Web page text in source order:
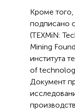
Кроме
подписано
(TEXMiN:
Mining
института
of
Документ